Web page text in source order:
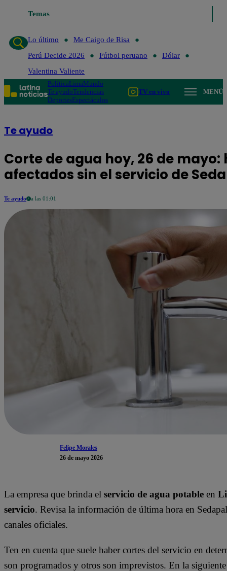
Temas
de Risa Perú Decide 2026
Lo último
Me Caigo de Risa
Perú Decide 2026
Fútbol peruano
Dólar
Valentina Valiente
PolíticaLimaMundo
Te ayudoTendencias
DeportesEspectáculos
TV en vivo MENÚ
Te ayudo
Corte de agua hoy, 26 de
afectados sin el servicio de
Te ayudo a las 01:01
Felipe Morales
26 de mayo 2026
La empresa que brinda el servicio de agua potable en
servicio. Revisa la información de última hora en
canales oficiales.
Ten en cuenta que suele haber cortes del servicio en
son programados y otros son imprevistos. En la